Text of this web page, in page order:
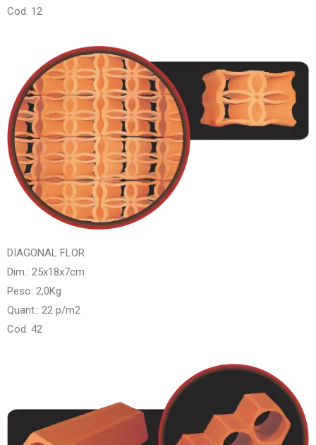
Cod. 12
DIAGONAL FLOR
Dim.: 25x18x7cm
Peso: 2,0Kg
Quant.: 22 p/m2
Cod. 42